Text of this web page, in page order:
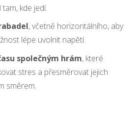
kde jedí.
, včetně horizontálního, aby
lépe uvolnit napětí.
společným hrám, které
stres a přesměrovat jejich
směrem.